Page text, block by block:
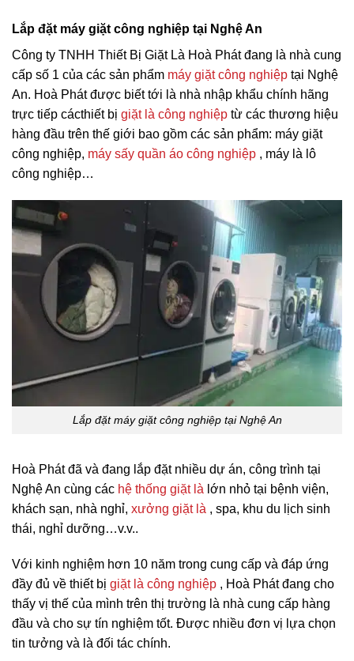
Lắp đặt máy giặt công nghiệp tại Nghệ An
Công ty TNHH Thiết Bị Giặt Là Hoà Phát đang là nhà cung
cấp số 1 của các sản phẩm máy giặt công nghiệp tại Nghệ
An. Hoà Phát được biết tới là nhà nhập khẩu chính hãng
trực tiếp cácthiết bị giặt là công nghiệp từ các thương hiệu
hàng đầu trên thế giới bao gồm các sản phẩm: máy giặt
công nghiệp, máy sấy quần áo công nghiệp , máy là lô
công nghiệp…
Lắp đặt máy giặt công nghiệp tại Nghệ An
Hoà Phát đã và đang lắp đặt nhiều dự án, công trình tại
Nghệ An cùng các hệ thống giặt là lớn nhỏ tại bệnh viện,
khách sạn, nhà nghỉ, xưởng giặt là , spa, khu du lịch sinh
thái, nghỉ dưỡng…v.v..
Với kinh nghiệm hơn 10 năm trong cung cấp và đáp ứng
đầy đủ về thiết bị giặt là công nghiệp , Hoà Phát đang cho
thấy vị thế của mình trên thị trường là nhà cung cấp hàng
đầu và cho sự tín nghiệm tốt. Được nhiều đơn vị lựa chọn
tin tưởng và là đối tác chính.